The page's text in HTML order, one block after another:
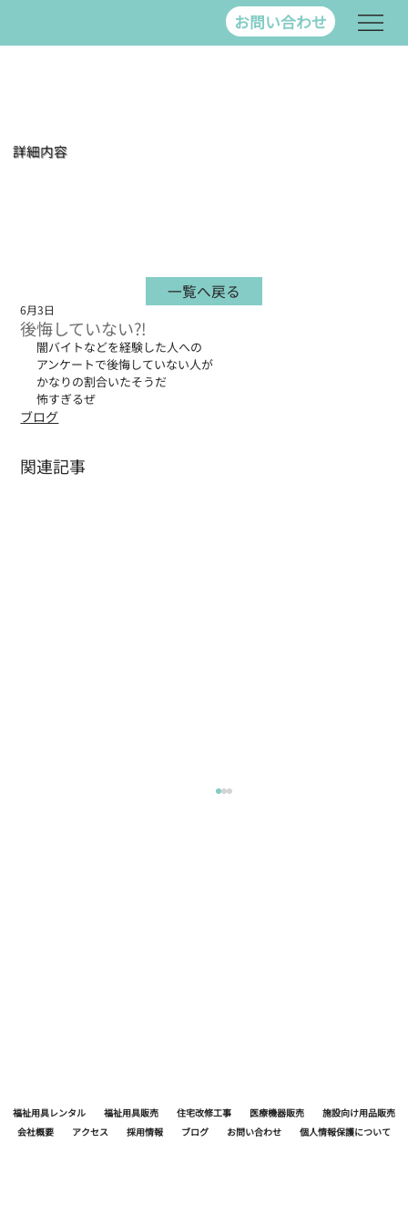
お問い合わせ
詳細内容
後悔していない⁈
6月3日
闇バイトなどを経験した人への
アンケートで後悔していない人が
かなりの割合いたそうだ
怖すぎるぜ
ブログ
関連記事
一覧へ戻る
福祉用具レンタル 福祉用具販売 住宅改修工事 医療機器販売
施設向け用品販売
会社概要
アクセス 採用情報 ブログ お問い合わせ 個人情報保護について